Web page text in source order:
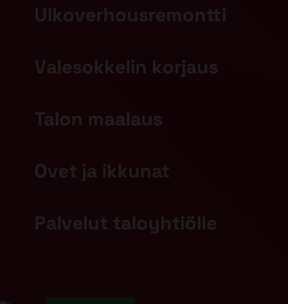
Ulkoverhousremontti
Valesokkelin korjaus
Talon maalaus
Ovet ja ikkunat
Palvelut taloyhtiölle